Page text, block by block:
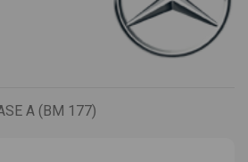
A (BM 177)